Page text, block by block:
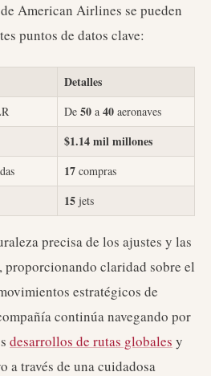
American Airlines se pueden
puntos de datos clave:
Detalles
De 50 a 40 aeronaves
$1.14 mil millones
17 compras
15 jets
precisa de los ajustes y las
proporcionando claridad sobre el
estratégicos de
continúa navegando por
desarrollos de rutas globales y
a través de una cuidadosa